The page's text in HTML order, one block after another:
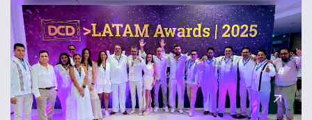
Expansión
Novedades
Premios
Más reciente
Menos reciente
A - Z